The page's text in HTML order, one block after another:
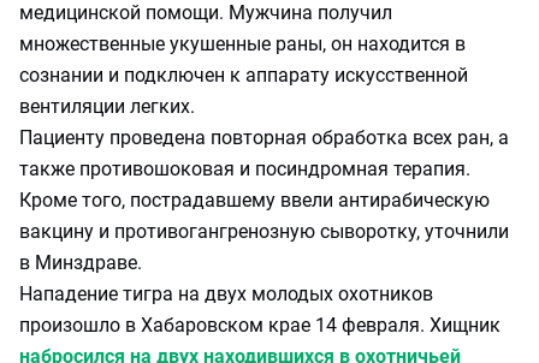
медицинской помощи. Мужчина получил
множественные укушенные раны, он находится в
сознании и подключен к аппарату искусственной
вентиляции легких.
Пациенту проведена повторная обработка всех ран, а
также противошоковая и посиндромная терапия.
Кроме того, пострадавшему ввели антирабическую
вакцину и противогангренозную сыворотку, уточнили
в Минздраве.
Нападение тигра на двух молодых охотников
произошло в Хабаровском крае 14 февраля. Хищник
набросился на двух находившихся в охотничьей